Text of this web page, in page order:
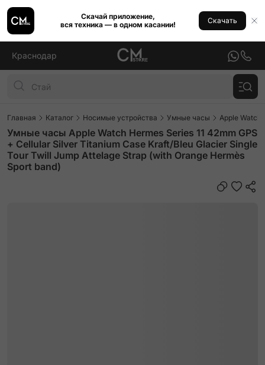
Скачай приложение,
вся техника — в одном касании!
Скачать
Краснодар
Главная Каталог Носимые устройства Умные часы Apple Watch
Умные часы Apple Watch Hermes Series 11 42mm GPS
+ Cellular Silver Titanium Case Kraft/Bleu Glacier Single
Tour Twill Jump Attelage Strap (with Orange Hermès
Sport band)